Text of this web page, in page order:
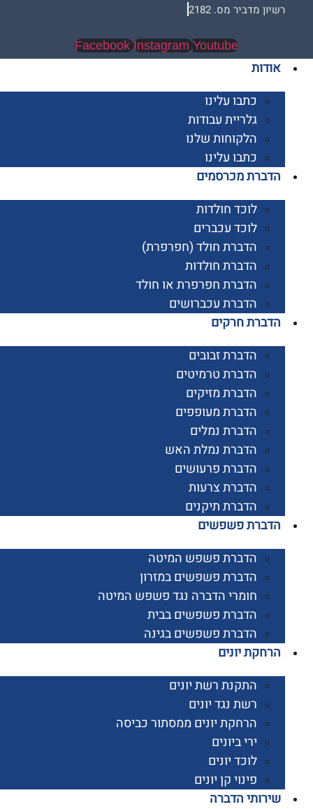
מדביר מס. 2182
Facebook Instagram
כתבו עלינו
גלריית עבודות
הלקוחות שלנו
כתבו עלינו
מכרסמים
לוכד חולדות
לוכד עכברים
הדברת חולד (חפרפרת)
הדברת חולדות
הדברת חפרפרת או חולד
הדברת עכברושים
חרקים
הדברת זבובים
הדברת טרמיטים
הדברת מזיקים
הדברת מעופפים
הדברת נמלים
הדברת נמלת האש
הדברת פרעושים
הדברת צרעות
הדברת תיקנים
פשפשים
הדברת פשפש המיטה
הדברת פשפשים במזרון
חומרי הדברה נגד פשפש המיטה
הדברת פשפשים בבית
הדברת פשפשים בגינה
יונים
התקנת רשת יונים
רשת נגד יונים
הרחקת יונים ממסתור כביסה
ירי ביונים
לוכד יונים
פינוי קן יונים
הדברה